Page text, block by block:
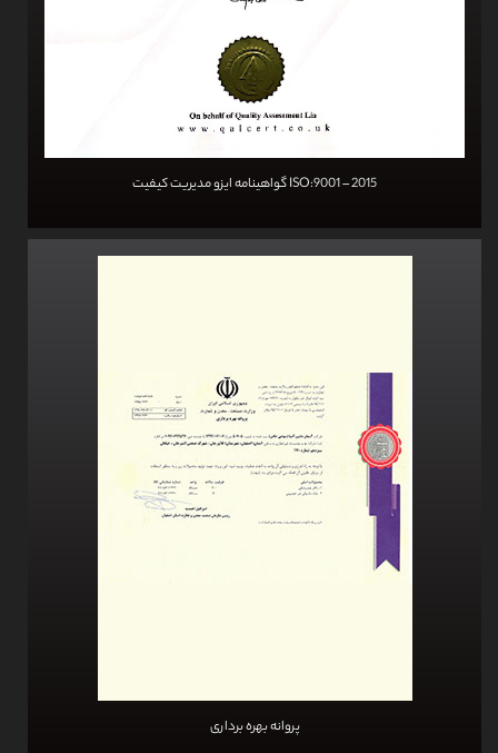
گواهینامه ایزو مدیریت کیفیت ISO:9001 – 2015
پروانه بهره برداری